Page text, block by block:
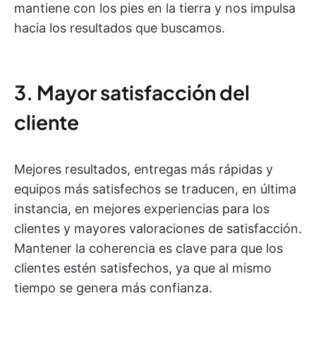
mantiene con los pies en la tierra y nos impulsa
hacia los resultados que buscamos.
3. Mayor satisfacción del
cliente
Mejores resultados, entregas más rápidas y
equipos más satisfechos se traducen, en última
instancia, en mejores experiencias para los
clientes y mayores valoraciones de satisfacción.
Mantener la coherencia es clave para que los
clientes estén satisfechos, ya que al mismo
tiempo se genera más confianza.